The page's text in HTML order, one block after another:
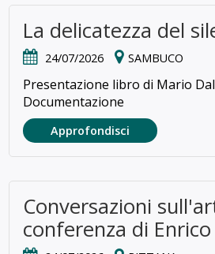
La delicatezza del
24/07/2026 SAMBUCO
Presentazione libro di Mario
Documentazione
Approfondisci
Conversazioni
conferenza di